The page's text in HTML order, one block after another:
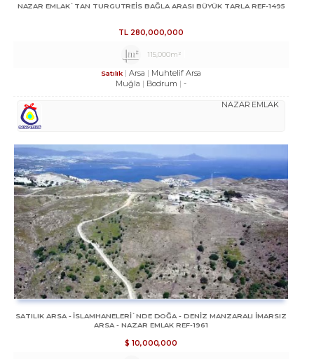
NAZAR EMLAK`TAN TURGUTREİS BAĞLA ARASI BÜYÜK TARLA REF-1495
TL 280,000,000
115,000m²
Satılık Arsa
Muhtelif Arsa
Muğla
Bodrum -
NAZAR EMLAK
SATILIK ARSA - İSLAMHANELERİ`NDE DOĞA - DENİZ MANZARALI İMARSIZ
ARSA - NAZAR EMLAK REF-1961
$ 10,000,000